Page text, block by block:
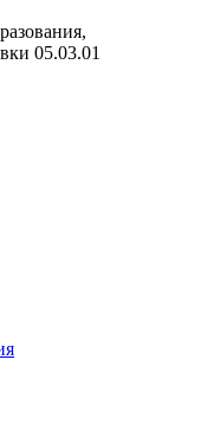
05.03.01